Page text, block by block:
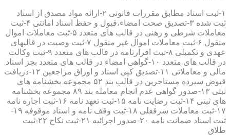
۱-ثبت اسناد مطابق مقررات قانونی ۲-ارائه مواد مصدق از اسناد
ثبت شده ۳-تصدیق صحت امضاء،قبول و حفظ اسناد امانتی ۴-ثبت
معاملات شرطی و رهنی در قالب های متعدد ۵-ثبت معاملات اموال
منقول ۶-ثبت معاملات اموال غیر منقول ۷-ثبت وصیت در قالبهای
عهدی و تکمیلی ۸-ثبت اقرارنامه در قالب های متعدد ۹-ثبت وکالت
در قالب های متعدد ۱۰-گواهی امضاء در قالب های متعدد بجز اسناد
مالی و معاملاتی ۱۱-تصدیق کپی اسناد و اوراق مراجعین ۱۲-دریافت
قبوض سپرده مستاجرین در قالب بند ۵۲ مجموعه بخشنامه های
ثبتی ۱۳-صدور گواهی عدم انجام معامله بند ۸۹ مجموعه بخشنامه
های ثبتی ۱۴-ثبت رضایت نامه ۱۵-ثبت تعهد نامه ۱۶-ثبت اجاره نامه
۱۷-ثبت معاملات سرقفلی ۱۸-ثبت وقف نامه و اسناد موقوفه ۱۹-
ثبت اسناد ضمانت نامه ۲۰-صدور اجرائیه ۲۱-ثبت نکاح ۲۲-ثبت
طلاق